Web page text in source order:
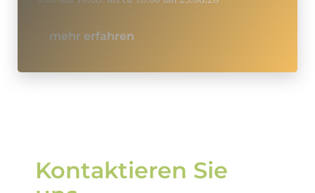
mehr erfahren
Kontaktieren Sie